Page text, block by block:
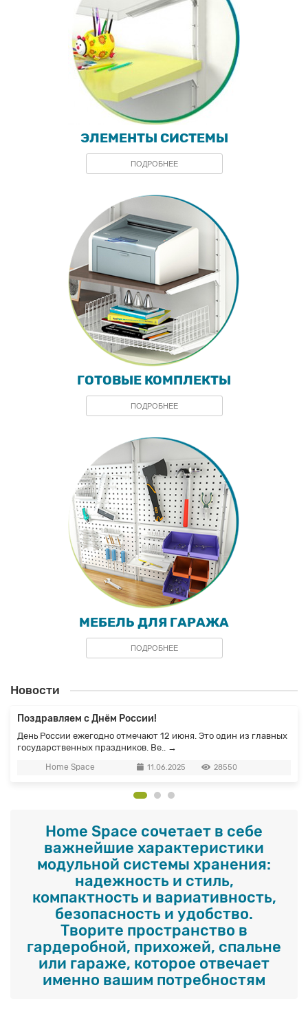
ЭЛЕМЕНТЫ СИСТЕМЫ
ПОДРОБНЕЕ
ГОТОВЫЕ КОМПЛЕКТЫ
ПОДРОБНЕЕ
МЕБЕЛЬ ДЛЯ ГАРАЖА
ПОДРОБНЕЕ
Новости
Поздравляем с Днём России!
День России ежегодно отмечают 12 июня. Это один из главных
государственных праздников. Ве..
→
Home Space 11.06.2025 28550
Home Space сочетает в себе
важнейшие характеристики
модульной системы хранения:
надежность и стиль,
компактность и вариативность,
безопасность и удобство.
Творите пространство в
гардеробной, прихожей, спальне
или гараже, которое отвечает
именно вашим потребностям